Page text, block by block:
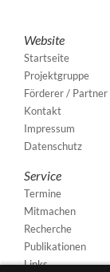
Website
Startseite
Projektgruppe
Förderer / Partner
Kontakt
Impressum
Datenschutz
Service
Termine
Mitmachen
Recherche
Publikationen
Links